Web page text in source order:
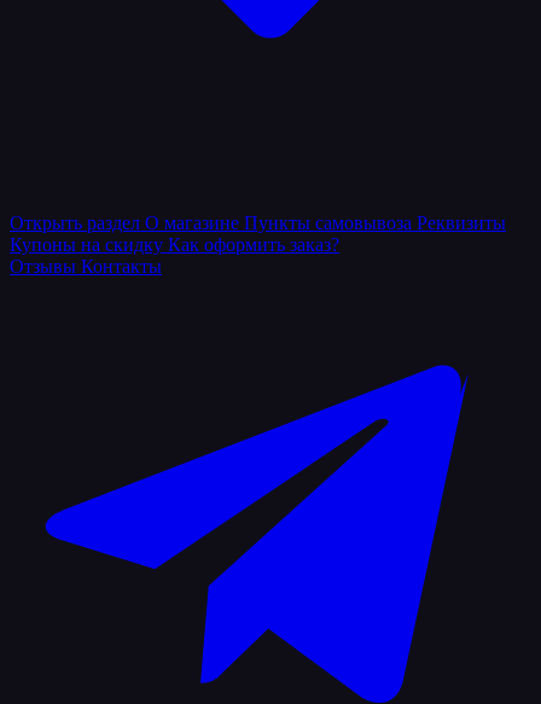
Открыть раздел О магазине Пункты самовывоза Реквизиты
Купоны на скидку Как оформить заказ?
Отзывы Контакты